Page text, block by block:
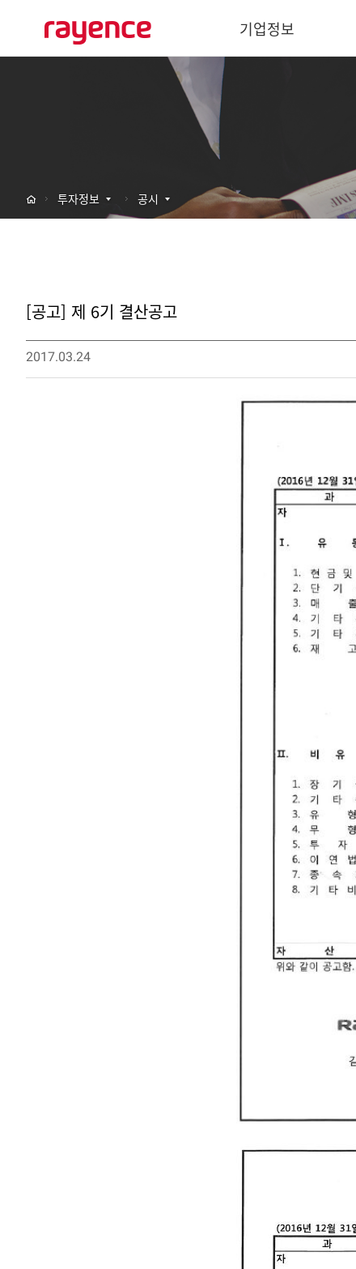
기업정보
주요연혁
글로벌 네트워크
투자정보 공시
[공고] 제 6기 결산공고
2017.03.24